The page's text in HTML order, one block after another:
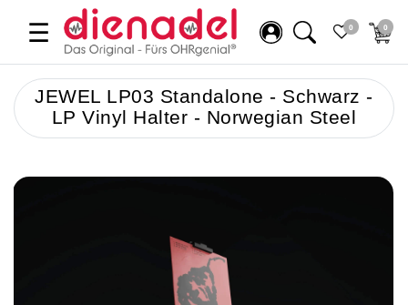
☰ 0 0
JEWEL LP03 Standalone - Schwarz -
LP Vinyl Halter - Norwegian Steel